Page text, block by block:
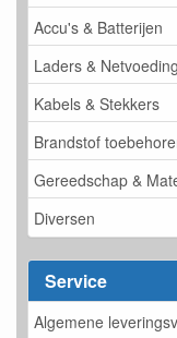
Accu's & Batterijen
Laders &
Kabels & Stekkers
Brandstof
Gereedschap &
Diversen
Service
Algemene